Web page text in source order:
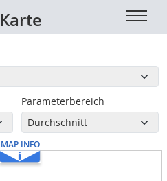
Karte
Parameterbereich